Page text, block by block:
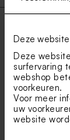
Deze
Deze
surfervaring
webshop
voorkeuren.
Voor meer
uw
website